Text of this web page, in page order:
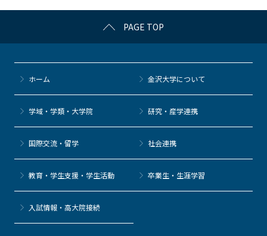
c
e
b
o
o
k
itt
er
c
k
et
e
n
a
e
PAGE TOP
ホーム 金沢大学について
学域・学類・大学院 研究・産学連携
国際交流・留学 社会連携
教育・学生支援・学生活動 卒業生・生涯学習
⼊試情報・高大院接続